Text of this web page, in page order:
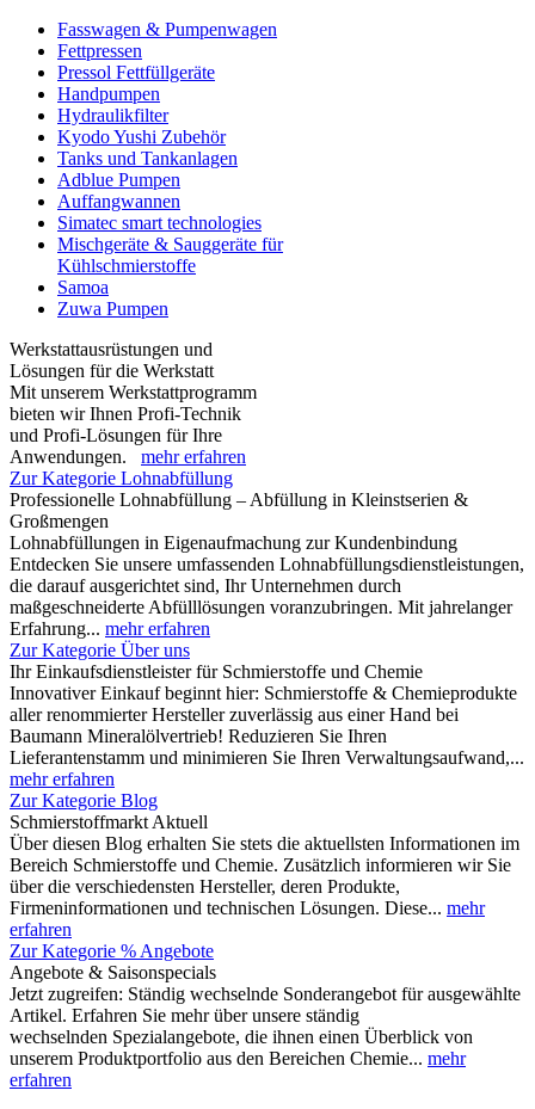
Fasswagen & Pumpenwagen
Fettpressen
Pressol Fettfüllgeräte
Handpumpen
Hydraulikfilter
Kyodo Yushi Zubehör
Tanks und Tankanlagen
Adblue Pumpen
Auffangwannen
Simatec smart technologies
Mischgeräte & Sauggeräte für
Kühlschmierstoffe
Samoa
Zuwa Pumpen
Werkstattausrüstungen und
Lösungen für die Werkstatt
Mit unserem Werkstattprogramm
bieten wir Ihnen Profi-Technik
und Profi-Lösungen für Ihre
Anwendungen. mehr erfahren
Zur Kategorie Lohnabfüllung
Professionelle Lohnabfüllung – Abfüllung in Kleinstserien &
Großmengen
Lohnabfüllungen in Eigenaufmachung zur Kundenbindung
Entdecken Sie unsere umfassenden Lohnabfüllungsdienstleistungen,
die darauf ausgerichtet sind, Ihr Unternehmen durch
maßgeschneiderte Abfülllösungen voranzubringen. Mit jahrelanger
Erfahrung... mehr erfahren
Zur Kategorie Über uns
Ihr Einkaufsdienstleister für Schmierstoffe und Chemie
Innovativer Einkauf beginnt hier: Schmierstoffe & Chemieprodukte
aller renommierter Hersteller zuverlässig aus einer Hand bei
Baumann Mineralölvertrieb! Reduzieren Sie Ihren
Lieferantenstamm und minimieren Sie Ihren Verwaltungsaufwand,...
mehr erfahren
Zur Kategorie Blog
Schmierstoffmarkt Aktuell
Über diesen Blog erhalten Sie stets die aktuellsten Informationen im
Bereich Schmierstoffe und Chemie. Zusätzlich informieren wir Sie
über die verschiedensten Hersteller, deren Produkte,
Firmeninformationen und technischen Lösungen. Diese... mehr
erfahren
Zur Kategorie % Angebote
Angebote & Saisonspecials
Jetzt zugreifen: Ständig wechselnde Sonderangebot für ausgewählte
Artikel. Erfahren Sie mehr über unsere ständig
wechselnden Spezialangebote, die ihnen einen Überblick von
unserem Produktportfolio aus den Bereichen Chemie... mehr
erfahren